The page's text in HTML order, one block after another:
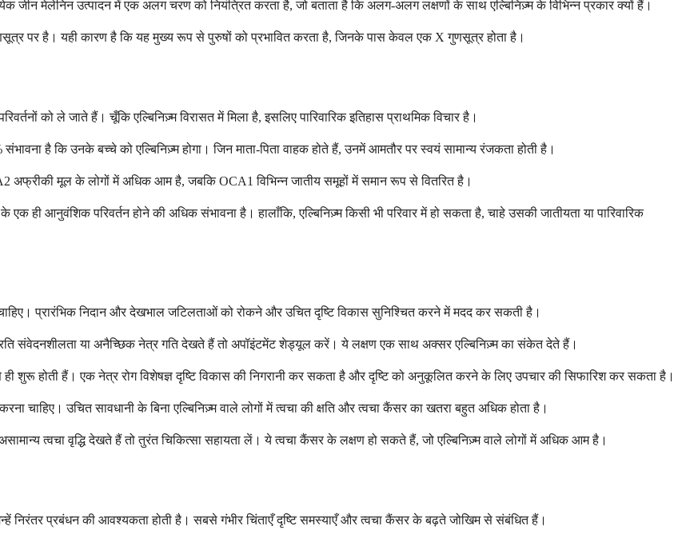
मेलेनिन उत्पादन में एक अलग चरण को नियंत्रित करता है, जो बताता है कि अलग-अलग लक्षणों के साथ एल्बिनिज़्म के विभिन्न प्रकार क्यों हैं।
पर है। यही कारण है कि यह मुख्य रूप से पुरुषों को प्रभावित करता है, जिनके पास केवल एक X गुणसूत्र होता है।
को ले जाते हैं। चूँकि एल्बिनिज़्म विरासत में मिला है, इसलिए पारिवारिक इतिहास प्राथमिक विचार है।
है कि उनके बच्चे को एल्बिनिज़्म होगा। जिन माता-पिता वाहक होते हैं, उनमें आमतौर पर स्वयं सामान्य रंजकता होती है।
अफ्रीकी मूल के लोगों में अधिक आम है, जबकि OCA1 विभिन्न जातीय समूहों में समान रूप से वितरित है।
एक ही आनुवंशिक परिवर्तन होने की अधिक संभावना है। हालाँकि, एल्बिनिज़्म किसी भी परिवार में हो सकता है, चाहे उसकी जातीयता या पारिवारिक
प्रारंभिक निदान और देखभाल जटिलताओं को रोकने और उचित दृष्टि विकास सुनिश्चित करने में मदद कर सकती है।
संवेदनशीलता या अनैच्छिक नेत्र गति देखते हैं तो अपॉइंटमेंट शेड्यूल करें। ये लक्षण एक साथ अक्सर एल्बिनिज़्म का संकेत देते हैं।
ही शुरू होती हैं। एक नेत्र रोग विशेषज्ञ दृष्टि विकास की निगरानी कर सकता है और दृष्टि को अनुकूलित करने के लिए उपचार की सिफारिश कर सकता है।
चाहिए। उचित सावधानी के बिना एल्बिनिज़्म वाले लोगों में त्वचा की क्षति और त्वचा कैंसर का खतरा बहुत अधिक होता है।
त्वचा वृद्धि देखते हैं तो तुरंत चिकित्सा सहायता लें। ये त्वचा कैंसर के लक्षण हो सकते हैं, जो एल्बिनिज़्म वाले लोगों में अधिक आम है।
निरंतर प्रबंधन की आवश्यकता होती है। सबसे गंभीर चिंताएँ दृष्टि समस्याएँ और त्वचा कैंसर के बढ़ते जोखिम से संबंधित हैं।